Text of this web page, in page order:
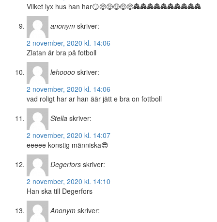
Vilket lyx hus han har😏🤑🤑🤑🤑🤑🏯🏯🏯🏯🏯🏯🏯🏯🏯🏯
anonym skriver:
2 november, 2020 kl. 14:06
Zlatan är bra på fotboll
lehoooo skriver:
2 november, 2020 kl. 14:06
vad roligt har ar han äär jätt e bra on fottboll
Stella skriver:
2 november, 2020 kl. 14:07
eeeee konstig människa😎
Degerfors skriver:
2 november, 2020 kl. 14:10
Han ska till Degerfors
Anonym skriver: